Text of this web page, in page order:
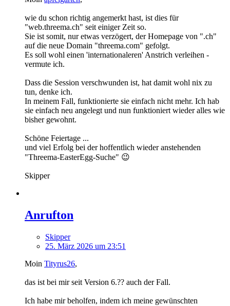
wie du schon richtig angemerkt hast, ist dies für
"web.threema.ch" seit einiger Zeit so.
Sie ist somit, nur etwas verzögert, der Homepage von ".ch"
auf die neue Domain "threema.com" gefolgt.
Es soll wohl einen 'internationaleren' Anstrich verleihen -
vermute ich.
Dass die Session verschwunden ist, hat damit wohl nix zu
tun, denke ich.
In meinem Fall, funktionierte sie einfach nicht mehr. Ich hab
sie einfach neu angelegt und nun funktioniert wieder alles wie
bisher gewohnt.
Schöne Feiertage ...
und viel Erfolg bei der hoffentlich wieder anstehenden
"Threema-EasterEgg-Suche" 😉
Skipper
Anrufton
Skipper
25. März 2026 um 23:51
Moin Tityrus26,
das ist bei mir seit Version 6.?? auch der Fall.
Ich habe mir beholfen, indem ich meine gewünschten